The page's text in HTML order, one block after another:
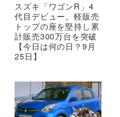
スズキ「ワゴンR」4
代目デビュー。軽販売
トップの座を堅持し累
計販売300万台を突破
【今日は何の日？9月
25日】